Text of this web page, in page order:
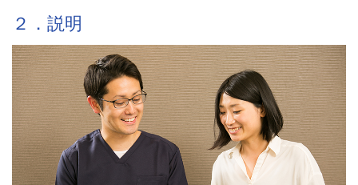
２．説明